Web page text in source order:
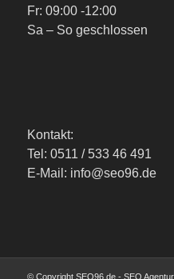
Fr: 09:00 -12:00
Sa – So geschlossen
Kontakt:
Tel: 0511 / 533 46 491
E-Mail: info@seo96.de
© Copyright SEO96.de - SEO